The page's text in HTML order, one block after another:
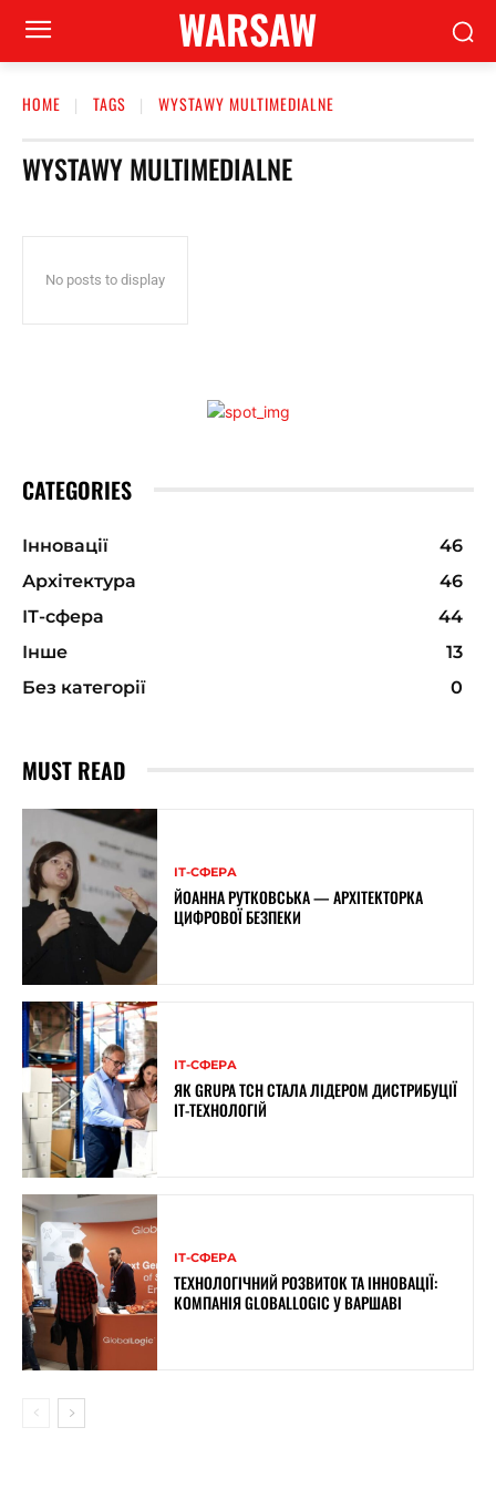
WARSAW
HOME TAGS WYSTAWY MULTIMEDIALNE
WYSTAWY MULTIMEDIALNE
No posts to display
CATEGORIES
Інновації
46
Архітектура
46
ІТ-сфера
44
Інше
13
Без категорії
0
MUST READ
ІТ-СФЕРА
ЙОАННА РУТКОВСЬКА — АРХІТЕКТОРКА
ЦИФРОВОЇ БЕЗПЕКИ
ІТ-СФЕРА
ЯК GRUPA TCH СТАЛА ЛІДЕРОМ ДИСТРИБУЦІЇ
IT-ТЕХНОЛОГІЙ
ІТ-СФЕРА
ТЕХНОЛОГІЧНИЙ РОЗВИТОК ТА ІННОВАЦІЇ:
КОМПАНІЯ GLOBALLOGIC У ВАРШАВІ